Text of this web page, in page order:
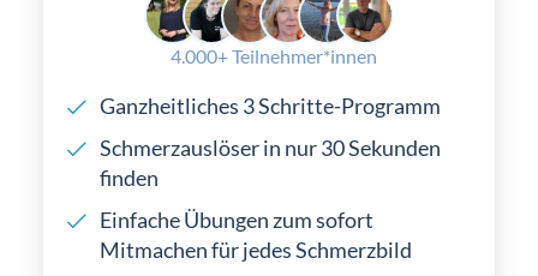
4.000+ Teilnehmer*innen
Ganzheitliches 3 Schritte-Programm
Schmerzauslöser in nur 30 Sekunden
finden
Einfache Übungen zum sofort
Mitmachen für jedes Schmerzbild